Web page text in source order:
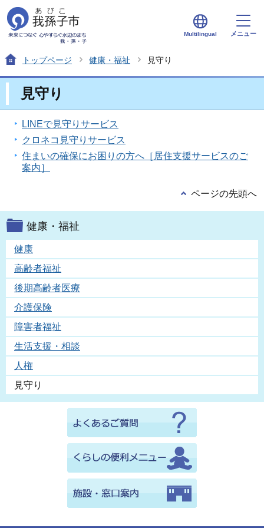
Multilingual メニュー
トップページ 健康・福祉 見守り
見守り
LINEで見守りサービス
クロネコ見守りサービス
住まいの確保にお困りの方へ［居住支援サービスのご
案内］
ページの先頭へ
健康・福祉
健康
高齢者福祉
後期高齢者医療
介護保険
障害者福祉
生活支援・相談
人権
見守り